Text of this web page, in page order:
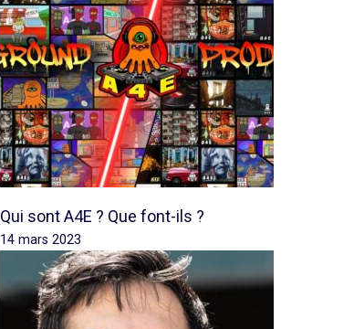
Qui sont A4E ? Que font-ils ?
14 mars 2023